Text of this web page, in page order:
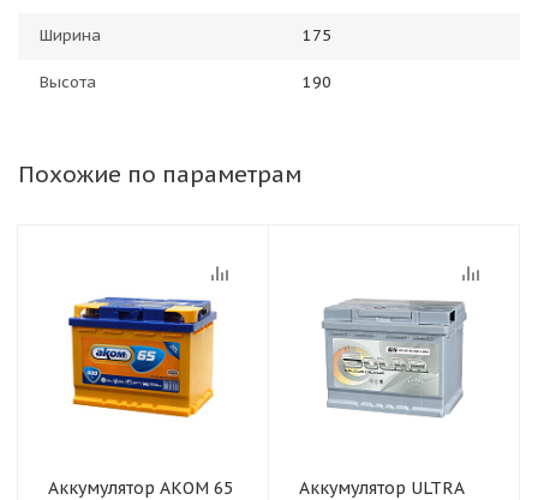
Ширина 175
Высота 190
Похожие по параметрам
Аккумулятор AКОМ 65
Аккумулятор ULTRA